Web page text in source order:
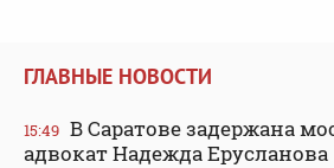
ГЛАВНЫЕ НОВОСТИ
15:49 В Саратове задержана
адвокат Надежда Ерусланова